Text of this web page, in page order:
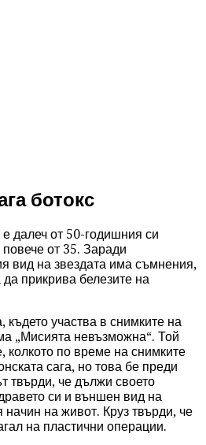
ботокс
далеч от 50-годишния си
от 35. Заради
вид на звездата има съмнения,
да прикрива белезите на
участва в снимките на
„Мисията невъзможна“. Той
колкото по време на снимките
сага, но това бе преди
твърди, че дължи своето
си и външен вид на
начин на живот. Круз твърди, че
на пластични операции.